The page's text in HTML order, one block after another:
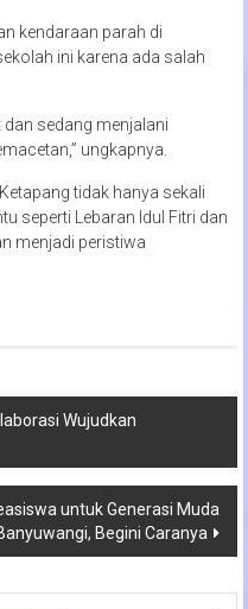
kendaraan parah di
ini karena ada salah
sedang menjalani
ungkapnya.
tidak hanya sekali
seperti Lebaran Idul Fitri dan
menjadi peristiwa
Wujudkan
untuk Generasi Muda
Begini Caranya